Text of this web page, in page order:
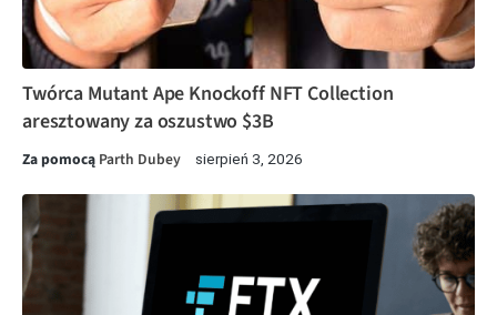
Twórca Mutant Ape Knockoff NFT Collection
aresztowany za oszustwo $3B
Za pomocą Parth Dubey sierpień 3, 2026